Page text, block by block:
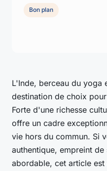
L'Inde, berceau du yoga
destination de choix
Forte d'une richesse
offre un cadre
vie hors du commun. Si
authentique, empreint
abordable, cet article
Bon plan